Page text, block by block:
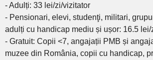
- Adulți: 33 lei/zi/vizitator
- Pensionari, elevi, studenţi, militari,
adulți cu handicap mediu și ușor: 16.5
- Gratuit: Copii <7, angajații PMB și
muzee din România, copii cu handicap,